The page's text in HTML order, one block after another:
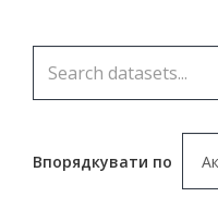
Впорядкувати по